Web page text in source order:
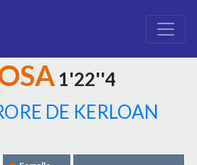
1'22''4
DE KERLOAN